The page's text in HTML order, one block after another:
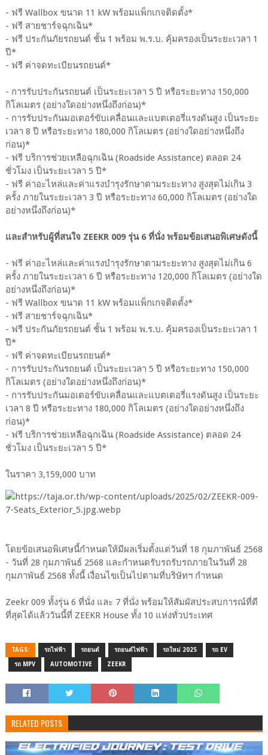
- ฟรี Wallbox ขนาด 11 kW พร้อมแพ็กเกจติดตั้ง*
- ฟรี สายชาร์จฉุกเฉิน*
- ฟรี ประกันภัยรถยนต์ ชั้น 1 พร้อม พ.ร.บ. คุ้มครองเป็นระยะเวลา 1
ปี*
- ฟรี ค่าจดทะเบียนรถยนต์*
- การรับประกันรถยนต์ เป็นระยะเวลา 5 ปี หรือระยะทาง 150,000
กิโลเมตร (อย่างใดอย่างหนึ่งถึงก่อน)*
- การรับประกันมอเตอร์ขับเคลื่อนและแบตเตอรี่แรงดันสูง เป็นระยะ
เวลา 8 ปี หรือระยะทาง 180,000 กิโลเมตร (อย่างใดอย่างหนึ่งถึง
ก่อน)*
- ฟรี บริการช่วยเหลือฉุกเฉิน (Roadside Assistance) ตลอด 24
ชั่วโมง เป็นระยะเวลา 5 ปี*
- ฟรี ค่าอะไหล่และค่าแรงบำรุงรักษาตามระยะทาง สูงสุดไม่เกิน 3
ครั้ง ภายในระยะเวลา 3 ปี หรือระยะทาง 60,000 กิโลเมตร (อย่างใด
อย่างหนึ่งถึงก่อน)*
และสำหรับผู้ที่สนใจ ZEEKR 009 รุ่น 6 ที่นั่ง พร้อมข้อเสนอพิเศษดังนี้
- ฟรี ค่าอะไหล่และค่าแรงบำรุงรักษาตามระยะทาง สูงสุดไม่เกิน 6
ครั้ง ภายในระยะเวลา 6 ปี หรือระยะทาง 120,000 กิโลเมตร (อย่างใด
อย่างหนึ่งถึงก่อน)*
- ฟรี Wallbox ขนาด 11 kW พร้อมแพ็กเกจติดตั้ง*
- ฟรี สายชาร์จฉุกเฉิน*
- ฟรี ประกันภัยรถยนต์ ชั้น 1 พร้อม พ.ร.บ. คุ้มครองเป็นระยะเวลา 1
ปี*
- ฟรี ค่าจดทะเบียนรถยนต์*
- การรับประกันรถยนต์ เป็นระยะเวลา 5 ปี หรือระยะทาง 150,000
กิโลเมตร (อย่างใดอย่างหนึ่งถึงก่อน)*
- การรับประกันมอเตอร์ขับเคลื่อนและแบตเตอรี่แรงดันสูง เป็นระยะ
เวลา 8 ปี หรือระยะทาง 180,000 กิโลเมตร (อย่างใดอย่างหนึ่งถึง
ก่อน)*
- ฟรี บริการช่วยเหลือฉุกเฉิน (Roadside Assistance) ตลอด 24
ชั่วโมง เป็นระยะเวลา 5 ปี*
ในราคา 3,159,000 บาท
โดยข้อเสนอพิเศษนี้กำหนดให้มีผลเริ่มตั้งแต่วันที่ 18 กุมภาพันธ์ 2568
- วันที่ 28 กุมภาพันธ์ 2568 และกำหนดรับรถรับรถภายในวันที่ 28
กุมภาพันธ์ 2568 ทั้งนี้ เงื่อนไขเป็นไปตามที่บริษัทฯ กำหนด
Zeekr 009 ทั้งรุ่น 6 ที่นั่ง และ 7 ที่นั่ง พร้อมให้สัมผัสประสบการณ์ที่ดี
ที่สุดได้แล้ววันนี้ที่ ZEEKR House ทั้ง 10 แห่งทั่วประเทศ
TAGS: รถไฟฟ้า รถยนต์ รถยนต์ไฟฟ้า รถใหม่ 2025 รถ EV
รถ MPV AUTOMOTIVE ZEEKR
RELATED POSTS